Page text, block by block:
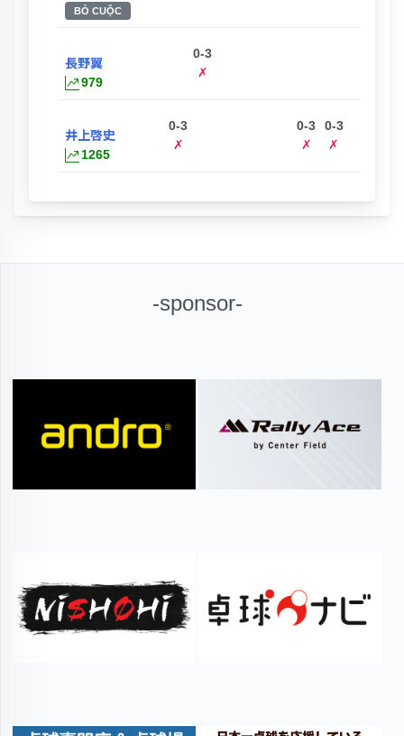
BỎ CUỘC
長野翼
979
0-3
✗
井上啓史
1265
0-3
✗
0-3
✗
0-3
✗
-sponsor-